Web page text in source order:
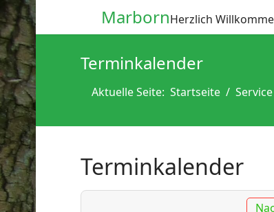
MarbornHerzlich
Terminkalender
Aktuelle Seite: Startseite Service
Terminkalender